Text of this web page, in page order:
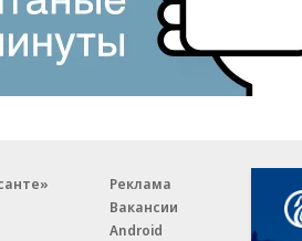
Реклама
Вакансии
Android